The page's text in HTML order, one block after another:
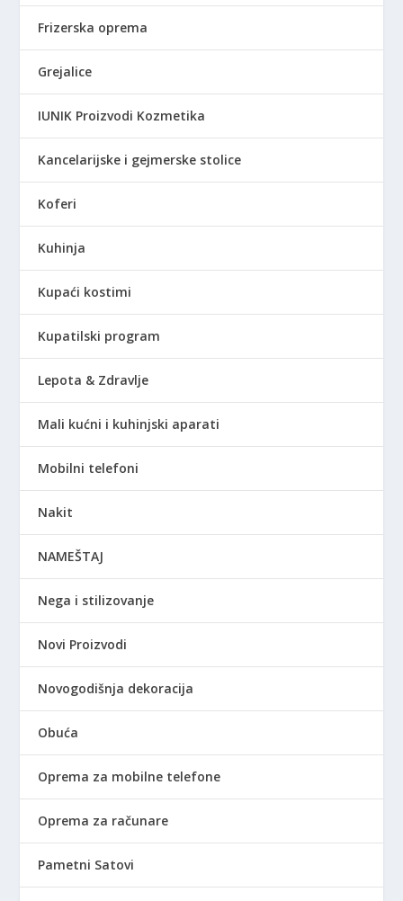
Frizerska oprema
Grejalice
IUNIK Proizvodi Kozmetika
Kancelarijske i gejmerske stolice
Koferi
Kuhinja
Kupaći kostimi
Kupatilski program
Lepota & Zdravlje
Mali kućni i kuhinjski aparati
Mobilni telefoni
Nakit
NAMEŠTAJ
Nega i stilizovanje
Novi Proizvodi
Novogodišnja dekoracija
Obuća
Oprema za mobilne telefone
Oprema za računare
Pametni Satovi